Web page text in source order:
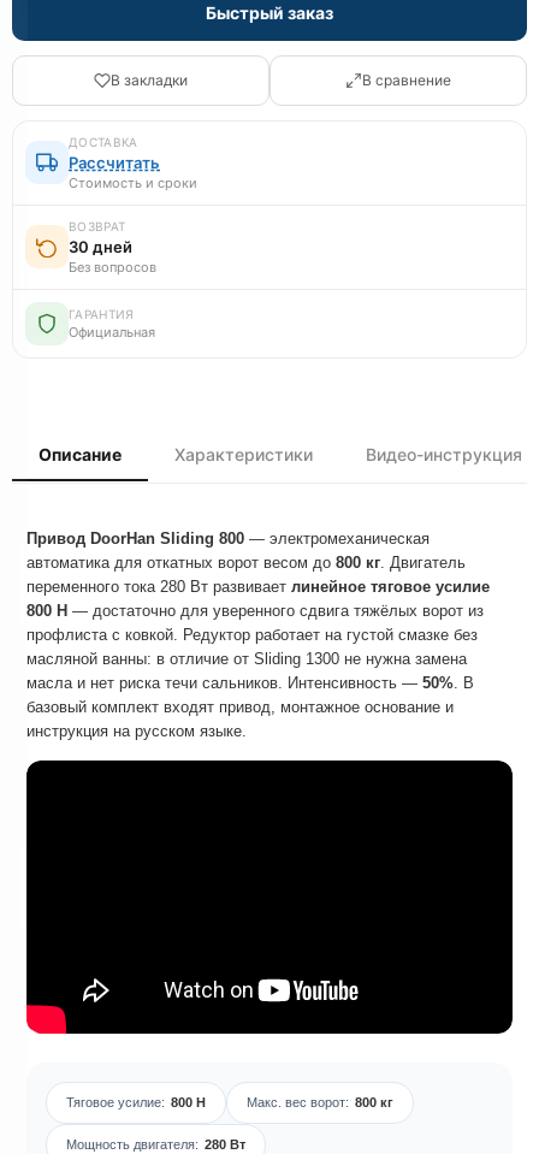
Быстрый заказ
В закладки В сравнение
ДОСТАВКА
Рассчитать
Стоимость и сроки
ВОЗВРАТ
30 дней
Без вопросов
ГАРАНТИЯ
Официальная
Описание Характеристики Видео-инструкция
Привод DoorHan Sliding 800 — электромеханическая
автоматика для откатных ворот весом до 800 кг . Двигатель
переменного тока 280 Вт развивает линейное тяговое усилие
800 Н — достаточно для уверенного сдвига тяжёлых ворот из
профлиста с ковкой. Редуктор работает на густой смазке без
масляной ванны: в отличие от Sliding 1300 не нужна замена
масла и нет риска течи сальников. Интенсивность — 50% . В
базовый комплект входят привод, монтажное основание и
инструкция на русском языке.
Тяговое усилие: 800 Н Макс. вес ворот: 800 кг
Мощность двигателя: 280 Вт